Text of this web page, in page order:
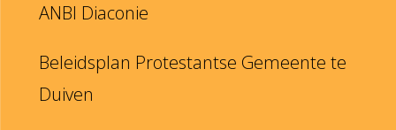
ANBI Diaconie
Beleidsplan Protestantse Gemeente te
Duiven